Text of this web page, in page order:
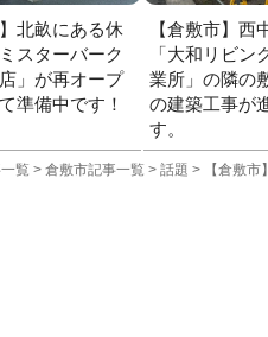
】北畝にある休
スターバーク
」が再オープ
準備中です！
【倉敷市】西
「大和リビン
業所」の隣の
の建築工事が
す。
覧 > 倉敷市記事一覧 > 話題 >
【倉敷